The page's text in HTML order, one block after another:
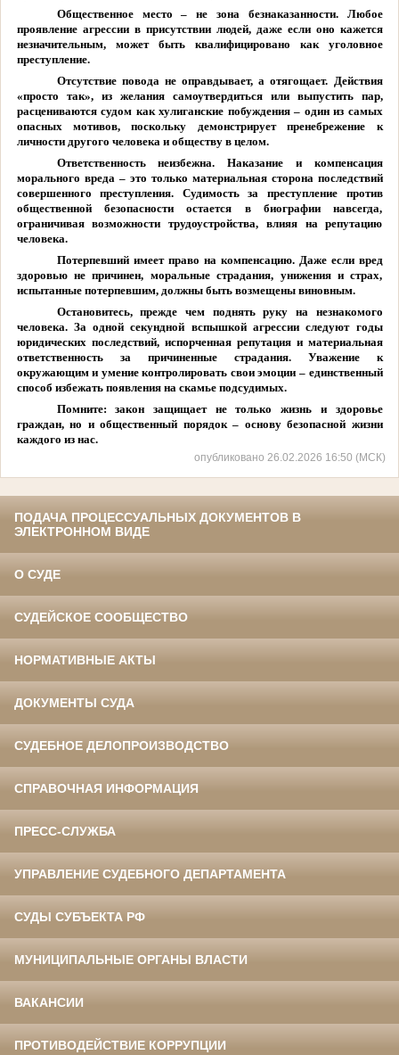
Общественное место – не зона безнаказанности. Любое
проявление агрессии в присутствии людей, даже если оно кажется
незначительным, может быть квалифицировано как уголовное
преступление.
Отсутствие повода не оправдывает, а отягощает. Действия
«просто так», из желания самоутвердиться или выпустить пар,
расцениваются судом как хулиганские побуждения – один из самых
опасных мотивов, поскольку демонстрирует пренебрежение к
личности другого человека и обществу в целом.
Ответственность неизбежна. Наказание и компенсация
морального вреда – это только материальная сторона последствий
совершенного преступления. Судимость за преступление против
общественной безопасности остается в биографии навсегда,
ограничивая возможности трудоустройства, влияя на репутацию
человека.
Потерпевший имеет право на компенсацию. Даже если вред
здоровью не причинен, моральные страдания, унижения и страх,
испытанные потерпевшим, должны быть возмещены виновным.
Остановитесь, прежде чем поднять руку на незнакомого
человека. За одной секундной вспышкой агрессии следуют годы
юридических последствий, испорченная репутация и материальная
ответственность за причиненные страдания. Уважение к
окружающим и умение контролировать свои эмоции – единственный
способ избежать появления на скамье подсудимых.
Помните: закон защищает не только жизнь и здоровье
граждан, но и общественный порядок – основу безопасной жизни
каждого из нас.
опубликовано 26.02.2026 16:50 (МСК)
ПОДАЧА ПРОЦЕССУАЛЬНЫХ ДОКУМЕНТОВ В
ЭЛЕКТРОННОМ ВИДЕ
О СУДЕ
СУДЕЙСКОЕ СООБЩЕСТВО
НОРМАТИВНЫЕ АКТЫ
ДОКУМЕНТЫ СУДА
СУДЕБНОЕ ДЕЛОПРОИЗВОДСТВО
СПРАВОЧНАЯ ИНФОРМАЦИЯ
ПРЕСС-СЛУЖБА
УПРАВЛЕНИЕ СУДЕБНОГО ДЕПАРТАМЕНТА
СУДЫ СУБЪЕКТА РФ
МУНИЦИПАЛЬНЫЕ ОРГАНЫ ВЛАСТИ
ВАКАНСИИ
ПРОТИВОДЕЙСТВИЕ КОРРУПЦИИ